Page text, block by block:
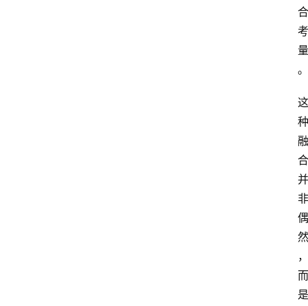
合
考
量
。
这
种
融
合
并
非
偶
然
，
而
是